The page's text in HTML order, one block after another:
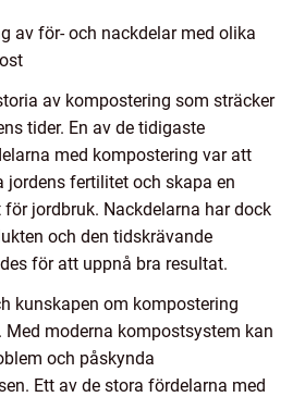
av för- och nackdelar med olika
av kompostering som sträcker
tider. En av de tidigaste
med kompostering var att
jordens fertilitet och skapa en
jordbruk. Nackdelarna har dock
och den tidskrävande
för att uppnå bra resultat.
kunskapen om kompostering
moderna kompostsystem kan
och påskynda
Ett av de stora fördelarna med